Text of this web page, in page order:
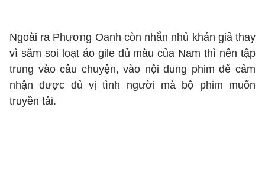
Ngoài ra Phương Oanh còn nhắn nhủ khán giả thay
vì săm soi loạt áo gile đủ màu của Nam thì nên tập
trung vào câu chuyện, vào nội dung phim để cảm
nhận được đủ vị tình người mà bộ phim muốn
truyền tải.